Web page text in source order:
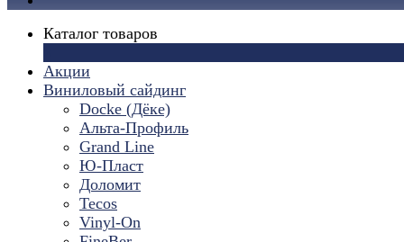
Каталог товаров
Акции
Виниловый сайдинг
Docke (Дёке)
Альта-Профиль
Grand Line
Ю-Пласт
Доломит
Tecos
Vinyl-On